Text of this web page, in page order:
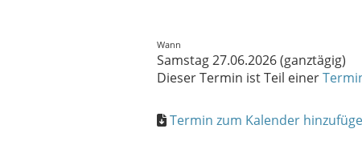
Wann
Samstag 27.06.2026 (ganztägig)
Dieser Termin ist Teil einer
Termin zum Kalender